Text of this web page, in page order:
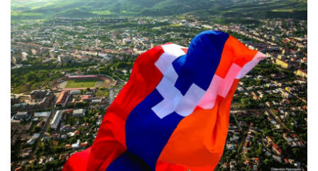
Շարունակվում են պաշտպանության նախարարի
առաջին տեղակալ, ԳՇ պետ, գեներալ-լեյտենանտ
Էդվարդ Ասրյանի հանդիպումները ժամկետային
զինծառայող ջոկերի հրամանատարների և
դիրքերի ավագների հետ
07.08.2026 12:13
ԵԱՏՄ խորհրդի նիստում Փաշինյանը